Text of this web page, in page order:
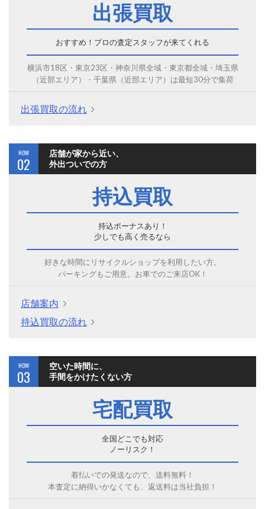
出張買取
おすすめ！プロの査定スタッフが来てくれる
横浜市18区・東京23区・神奈川県全域・東京都全域・埼玉県
（近部エリア）・千葉県（近部エリア）は最短30分で集荷
出張買取の流れ
HOW
02
店舗が家から近い、
外出ついでの方
持込買取
持込ボーナスあり！
少しでも高く売るなら
好きな時間にリサイクルショップを利用したい方。
パーキングもご用意。お車でのご来店OK！
店舗案内
持込買取の流れ
HOW
03
空いた時間に、
手間をかけたくない方
宅配買取
全国どこでも対応
ノーリスク！
着払いでの発送なので、送料無料！
本査定に納得いかなくても、返送料は当社負担！